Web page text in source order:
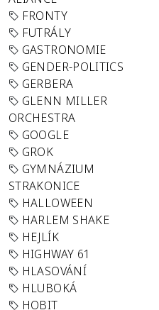
FRONTY
FUTRÁLY
GASTRONOMIE
GENDER-POLITICS
GERBERA
GLENN MILLER
ORCHESTRA
GOOGLE
GROK
GYMNÁZIUM
STRAKONICE
HALLOWEEN
HARLEM SHAKE
HEJLÍK
HIGHWAY 61
HLASOVÁNÍ
HLUBOKÁ
HOBIT